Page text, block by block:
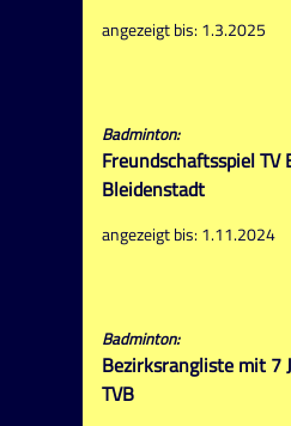
angezeigt bis: 1.3.2025
Badminton:
Freundschaftsspiel TV
Bleidenstadt
angezeigt bis: 1.11.2024
Badminton:
Bezirksrangliste mit 7
TVB